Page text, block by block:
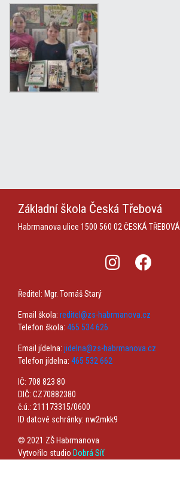
Základní škola Česká Třebová
Habrmanova ulice 1500 560 02 ČESKÁ TŘEBOVÁ
Ředitel: Mgr. Tomáš Starý
Email škola: reditel@zs-habrmanova.cz
Telefon škola: 465 534 626
Email jídelna: jidelna@zs-habrmanova.cz
Telefon jídelna: 465 532 662
IČ: 708 823 80
DIČ: CZ70882380
č.ú.: 211173315/0600
ID datové schránky: nw2mkk9
© 2021 ZŠ Habrmanova
Vytvořilo studio Dobrá Síť